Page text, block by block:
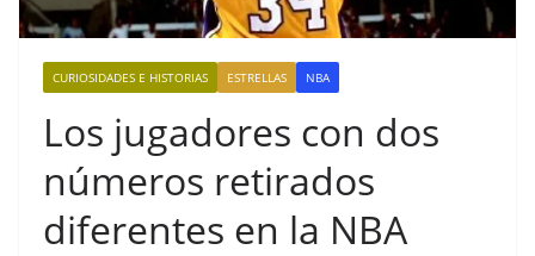
CURIOSIDADES E HISTORIAS ESTRELLAS NBA
Los jugadores con dos
números retirados
diferentes en la NBA